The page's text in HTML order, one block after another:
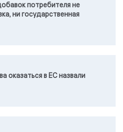
потребителя не
ни государственная
оказаться в ЕС назвали